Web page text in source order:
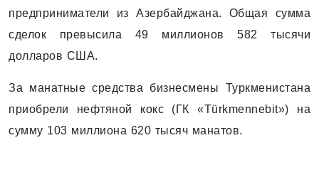
предприниматели из Азербайджана. Общая сумма
сделок превысила 49 миллионов 582 тысячи
долларов США.
За манатные средства бизнесмены Туркменистана
приобрели нефтяной кокс (ГК «Türkmennebit») на
сумму 103 миллиона 620 тысяч манатов.